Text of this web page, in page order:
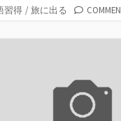
習得 / 旅に出る